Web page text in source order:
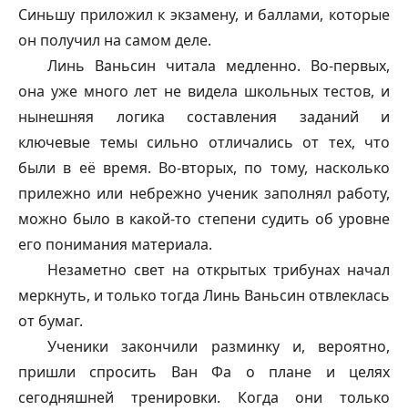
Синьшу приложил к экзамену, и баллами, которые
он получил на самом деле.
Линь Ваньсин читала медленно. Во-первых,
она уже много лет не видела школьных тестов, и
нынешняя логика составления заданий и
ключевые темы сильно отличались от тех, что
были в её время. Во-вторых, по тому, насколько
прилежно или небрежно ученик заполнял работу,
можно было в какой-то степени судить об уровне
его понимания материала.
Незаметно свет на открытых трибунах начал
меркнуть, и только тогда Линь Ваньсин отвлеклась
от бумаг.
Ученики закончили разминку и, вероятно,
пришли спросить Ван Фа о плане и целях
сегодняшней тренировки. Когда они только